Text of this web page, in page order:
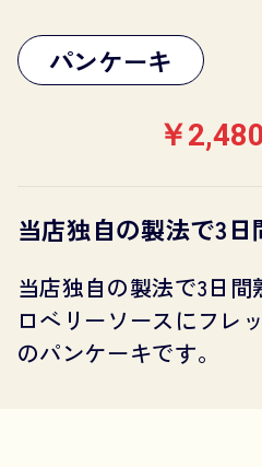
パンケーキ
￥
当店独自の製法で3日
当店独自の製法で3日
ロベリーソースにフレ
のパンケーキです。